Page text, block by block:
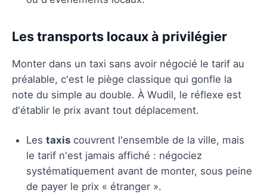
Les transports locaux à privilégier
Monter dans un taxi sans avoir négocié le tarif au
préalable, c'est le piège classique qui gonfle la
note du simple au double. À Wudil, le réflexe est
d'établir le prix avant tout déplacement.
Les taxis couvrent l'ensemble de la ville, mais
le tarif n'est jamais affiché : négociez
systématiquement avant de monter, sous peine
de payer le prix « étranger ».